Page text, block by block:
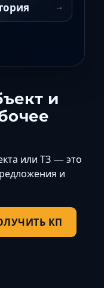
и
или ТЗ — это
и
КП